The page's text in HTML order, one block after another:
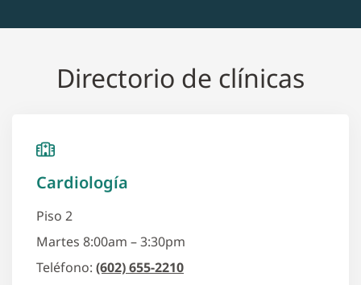
Directorio de clínicas
Cardiología
Piso 2
Martes 8:00am – 3:30pm
Teléfono: (602) 655-2210